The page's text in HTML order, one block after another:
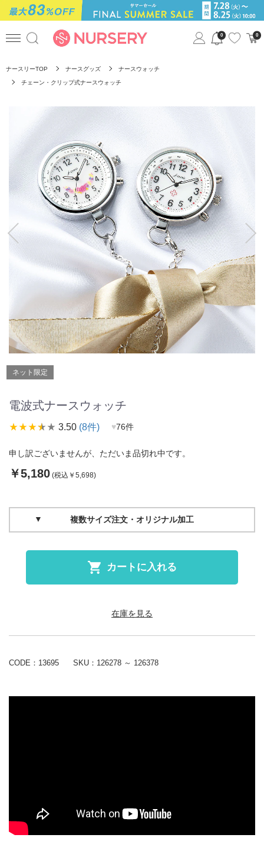
0 0
ナースリーTOP ナースグッズ ナースウォッチ
チェーン・クリップ式ナースウォッチ
ネット限定
電波式ナースウォッチ
star_ratestar_ratestar_ratestar_rate star_rate 3.50 (8件) ♥76件
申し訳ございませんが、ただいま品切れ中です。
￥5,180 (税込￥5,698)
複数サイズ注文・オリジナル加工
カートに入れる
在庫を見る
CODE：13695 SKU： 126278 ～ 126378